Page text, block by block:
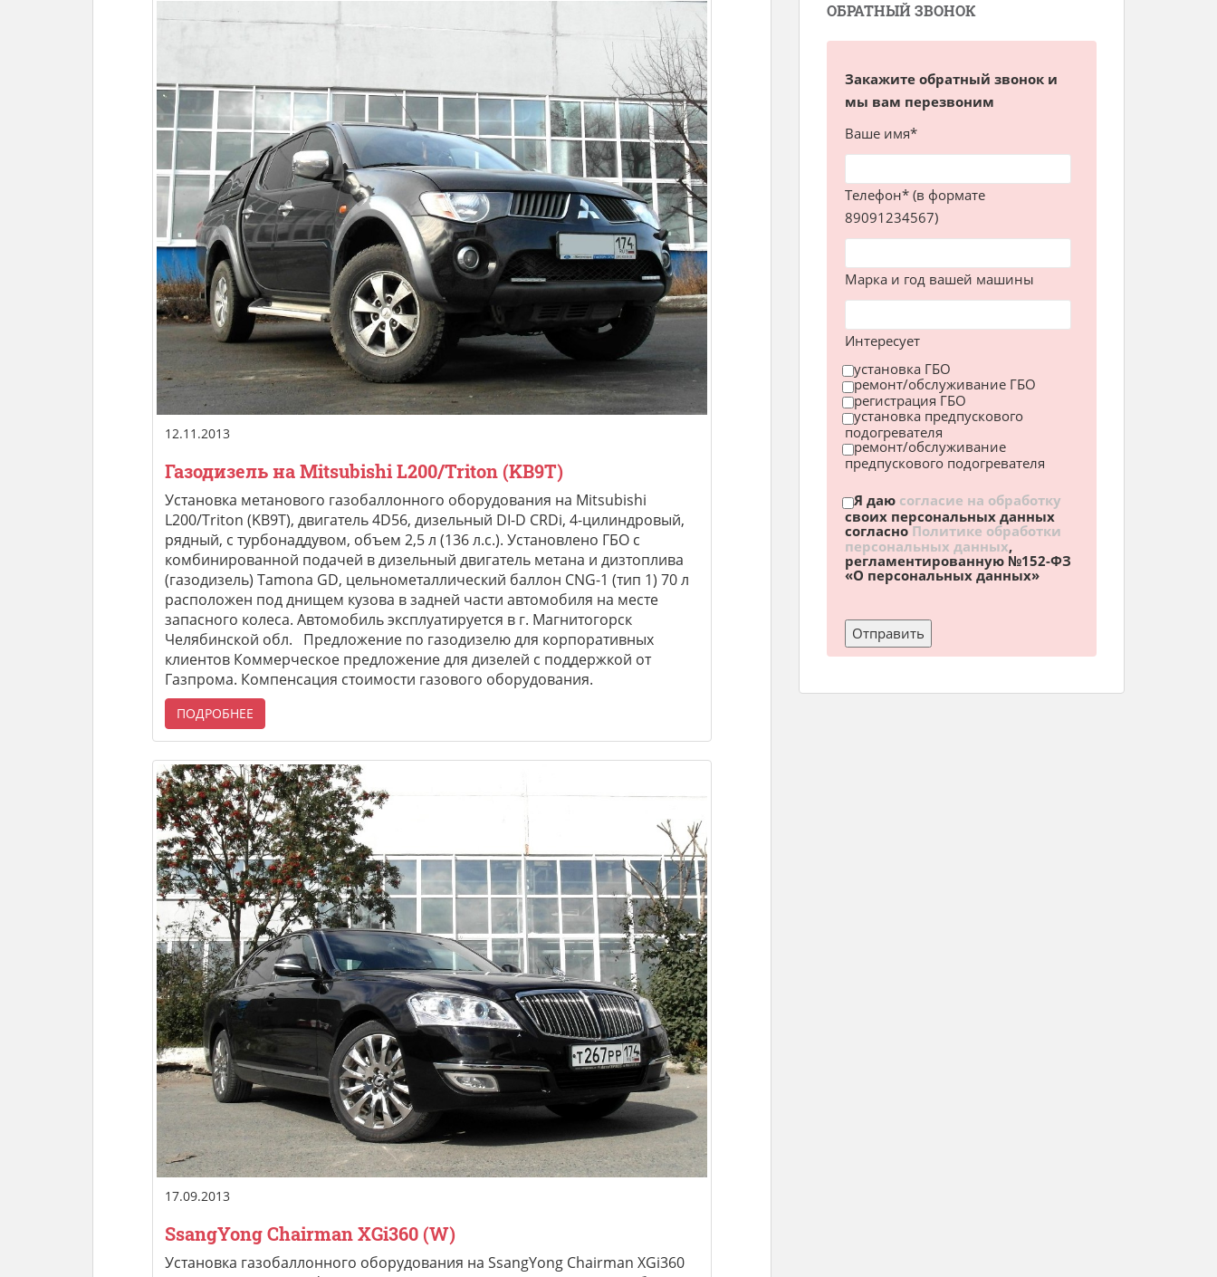
12.11.2013
Газодизель на Mitsubishi L200/Triton (KB9T)
Установка метанового газобаллонного оборудования на Mitsubishi
L200/Triton (KB9T), двигатель 4D56, дизельный DI-D CRDi, 4-цилиндровый,
рядный, с турбонаддувом, объем 2,5 л (136 л.с.). Установлено ГБО с
комбинированной подачей в дизельный двигатель метана и дизтоплива
(газодизель) Tamona GD, цельнометаллический баллон CNG-1 (тип 1) 70 л
расположен под днищем кузова в задней части автомобиля на месте
запасного колеса. Автомобиль эксплуатируется в г. Магнитогорск
Челябинской обл. Предложение по газодизелю для корпоративных
клиентов Коммерческое предложение для дизелей с поддержкой от
Газпрома. Компенсация стоимости газового оборудования.
ПОДРОБНЕЕ
17.09.2013
SsangYong Chairman XGi360 (W)
Установка газобаллонного оборудования на SsangYong Chairman XGi360
ОБРАТНЫЙ ЗВОНОК
Закажите обратный звонок и
мы вам перезвоним
Ваше имя*
Телефон* (в формате
89091234567)
Марка и год вашей машины
Интересует
установка ГБО
ремонт/обслуживание ГБО
регистрация ГБО
установка предпускового
подогревателя
ремонт/обслуживание
предпускового подогревателя
Я даю согласие на обработку
своих персональных данных
согласноПолитике обработки
персональных данных,
регламентированную №152-ФЗ
«О персональных данных»